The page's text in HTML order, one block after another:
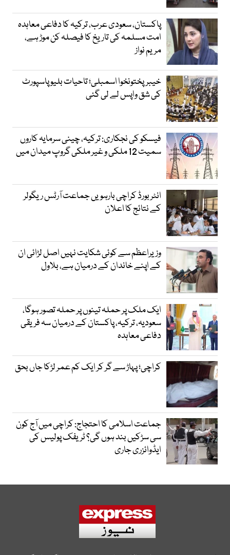
پاکستان، سعودی عرب، ترکیہ کا دفاعی معاہدہ
امت مسلمہ کی تاریخ کا فیصلہ کن موڑ ہے،
مریم نواز
خیبرپختونخوا اسمبلی؛ تاحیات بلیو پاسپورٹ
کی شق واپس لے لی گئی
فیسکو کی نجکاری: ترکیہ، چینی سرمایہ کاروں
سمیت 12 ملکی و غیر ملکی گروپ میدان میں
انٹر بورڈ کراچی بارہویں جماعت آرٹس ریگولر
کے نتائج کا اعلان
وزیراعظم سے کوئی شکایت نہیں اصل لڑائی ان
کے اپنے خاندان کے درمیان ہے، بلاول
ایک ملک پر حملہ تینوں پر حملہ تصور ہوگا،
سعودیہ، ترکیہ، پاکستان کے درمیان سہ فریقی
دفاعی معاہدہ
کراچی؛ پہاڑ سے گر کر ایک کم عمر لڑکا جاں بحق
جماعت اسلامی کا احتجاج: کراچی میں آج کون
سی سڑکیں بند ہوں گی؟ ٹریفک پولیس کی
ایڈوائزری جاری